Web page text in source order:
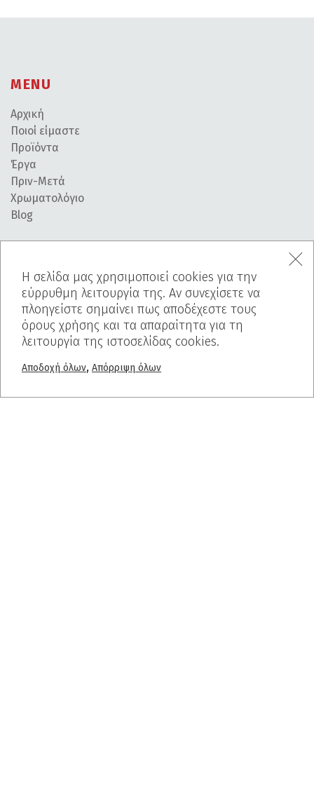
MENU
Αρχική
Ποιοί είμαστε
Προϊόντα
Έργα
Πριν-Μετά
Χρωματολόγιο
Blog
PROJECTS
Ελαφρόπετρα
Breath Inn
Mind The Map
Interior
Η σελίδα μας χρησιμοποιεί cookies για την
εύρρυθμη λειτουργία της. Αν συνεχίσετε να
πλοηγείστε σημαίνει πως αποδέχεστε τους
όρους χρήσης και τα απαραίτητα για τη
λειτουργία της ιστοσελίδας cookies.
Αποδοχή όλων, Απόρριψη όλων